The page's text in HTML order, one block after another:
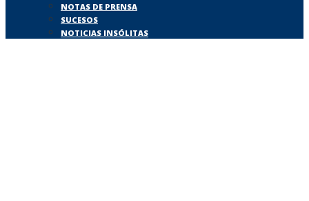
NOTAS DE PRENSA
SUCESOS
NOTICIAS INSÓLITAS